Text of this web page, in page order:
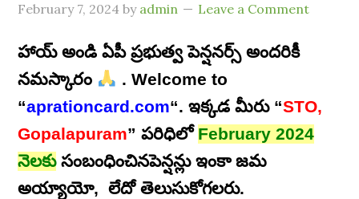
February 7, 2024 by admin Leave a Comment
హాయ్ అండి ఏపీ ప్రభుత్వ పెన్షనర్స్ అందరికీ
నమస్కారం
. Welcome to
“aprationcard.com“. ఇక్కడ మీరు “STO,
Gopalapuram” పరిధిలో February 2024
నెలకుసంబంధించినపెన్షన్లు ఇంకా జమ
అయ్యాయో, లేదో తెలుసుకోగలరు.